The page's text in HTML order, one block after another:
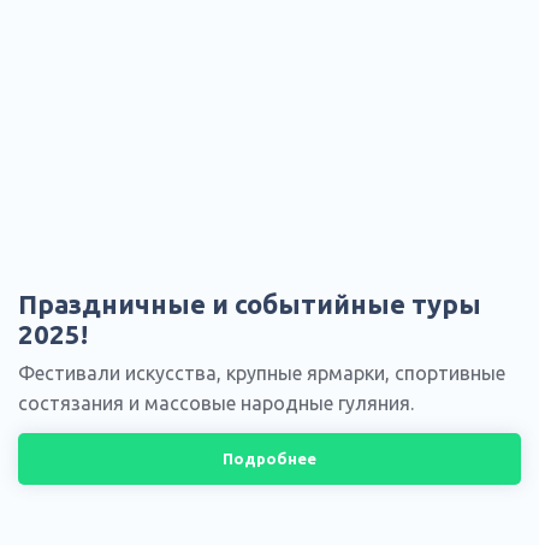
Праздничные и событийные туры
2025!
Фестивали искусства, крупные ярмарки, спортивные
состязания и массовые народные гуляния.
Подробнее